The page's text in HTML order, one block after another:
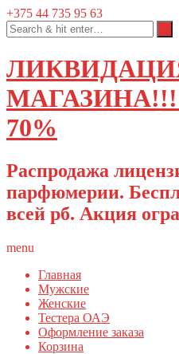
+375 44 735 95 63
70%
Распродажа
парфюмерии.
всей рб. Акция
menu
Главная
Мужские
Женские
Тестера ОАЭ
Оформление заказа
Корзина